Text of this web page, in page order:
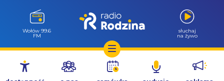
Przejdź
Wołów 99.6
FM
słuchaj
na żywo